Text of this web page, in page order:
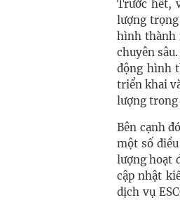
Trước hết,
lượng
hình thành
chuyên
động hình
triển khai
lượng trong
Bên cạnh
một số
lượng hoạt
cập nhật
dịch vụ